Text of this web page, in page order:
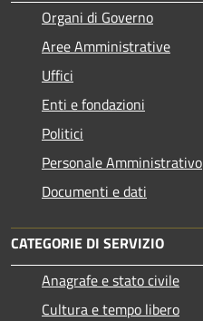
Organi di Governo
Aree Amministrative
Uffici
Enti e fondazioni
Politici
Personale Amministrativo
Documenti e dati
CATEGORIE DI SERVIZIO
Anagrafe e stato civile
Cultura e tempo libero